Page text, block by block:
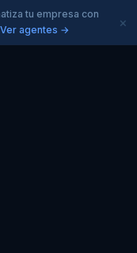
tu empresa con
Ver agentes → ×